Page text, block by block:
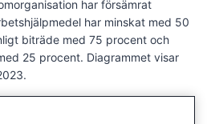
har försämrat
har minskat med 50
biträde med 75 procent och
25 procent. Diagrammet visar